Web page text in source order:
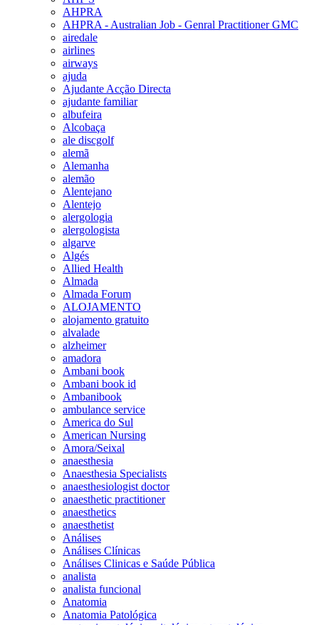
AHPRA
AHPRA - Australian Job - Genral Practitioner GMC
airedale
airlines
airways
ajuda
Ajudante Acção Directa
ajudante familiar
albufeira
Alcobaça
ale discgolf
alemã
Alemanha
alemão
Alentejano
Alentejo
alergologia
alergologista
algarve
Algés
Allied Health
Almada
Almada Forum
ALOJAMENTO
alojamento gratuito
alvalade
alzheimer
amadora
Ambani book
Ambani book id
Ambanibook
ambulance service
America do Sul
American Nursing
Amora/Seixal
anaesthesia
Anaesthesia Specialists
anaesthesiologist doctor
anaesthetic practitioner
anaesthetics
anaesthetist
Análises
Análises Clínicas
Análises Clinicas e Saúde Pública
analista
analista funcional
Anatomia
Anatomia Patológica